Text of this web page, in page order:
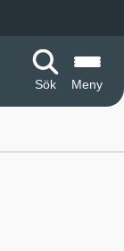
Sök
Meny